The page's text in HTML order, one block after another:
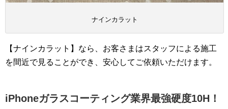
ナインカラット
【ナインカラット】なら、お客さまはスタッフによる施工
を間近で見ることができ、安心してご依頼いただけます。
iPhoneガラスコーティング業界最強硬度10H！